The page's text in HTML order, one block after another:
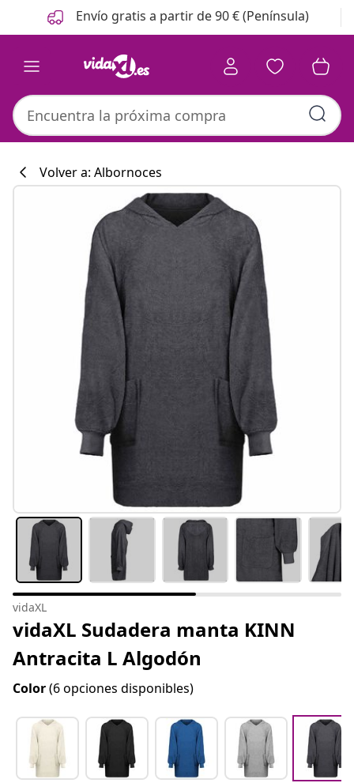
Anterior
Siguiente Envío gratis a partir de 90 € (Península)
#sharemevidaxl
Volver a: Albornoces
vidaXL
vidaXL Sudadera manta KINN
Antracita L Algodón
Color(6 opciones disponibles)